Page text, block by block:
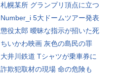
札幌某所 グランプリ頂点に立つ
Number_i 5大ドームツアー発表
懲役太郎 曖昧な指示が招いた死
ちいかわ映画 灰色の島民の罪
大井川鉄道 Tシャツが乗車券に
詐欺犯取材の現場 命の危険も